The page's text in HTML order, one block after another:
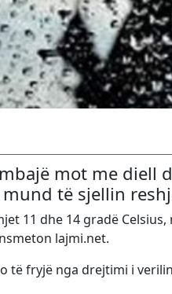
mot me diell
të sjellin
11 dhe 14 gradë
lajmi.net.
të fryjë nga drejtimi i